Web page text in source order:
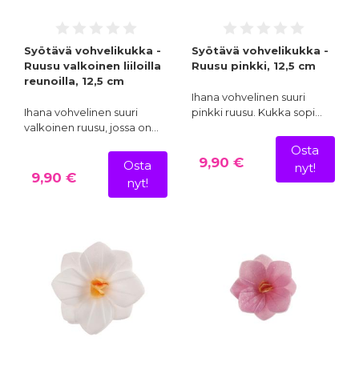
Syötävä vohvelikukka -
Ruusu valkoinen liiloilla
reunoilla, 12,5 cm
Ihana vohvelinen suuri
valkoinen ruusu, jossa on…
9,90 €
Osta
nyt!
Syötävä vohvelikukka -
Ruusu pinkki, 12,5 cm
Ihana vohvelinen suuri
pinkki ruusu. Kukka sopi…
9,90 €
Osta
nyt!